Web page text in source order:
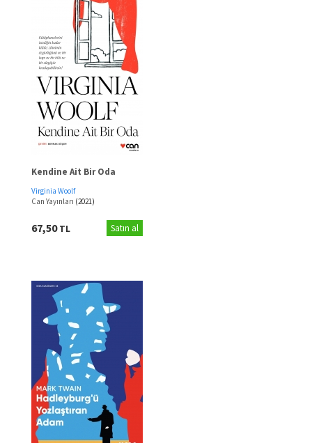
Kendine Ait Bir Oda
Virginia Woolf
Can Yayınları (2021)
67,50TL Satın al